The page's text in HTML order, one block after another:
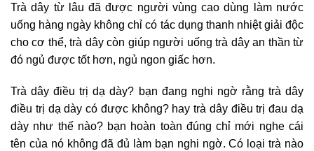
Trà dây từ lâu đã được người vùng cao dùng làm nước
uống hàng ngày không chỉ có tác dụng thanh nhiệt giải độc
cho cơ thể, trà dây còn giúp người uống trà dây an thần từ
đó ngủ được tốt hơn, ngủ ngon giấc hơn.
Trà dây điều trị dạ dày? bạn đang nghi ngờ rằng trà dây
điều trị dạ dày có được không? hay trà dây điều trị đau dạ
dày như thế nào? bạn hoàn toàn đúng chỉ mới nghe cái
tên của nó không đã đủ làm bạn nghi ngờ. Có loại trà nào